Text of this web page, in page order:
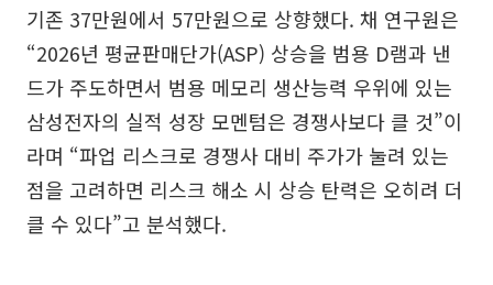
기존 37만원에서 57만원으로 상향했다. 채 연구원은
“2026년 평균판매단가(ASP) 상승을 범용 D램과 낸
드가 주도하면서 범용 메모리 생산능력 우위에 있는
삼성전자의 실적 성장 모멘텀은 경쟁사보다 클 것”이
라며 “파업 리스크로 경쟁사 대비 주가가 눌려 있는
점을 고려하면 리스크 해소 시 상승 탄력은 오히려 더
클 수 있다”고 분석했다.